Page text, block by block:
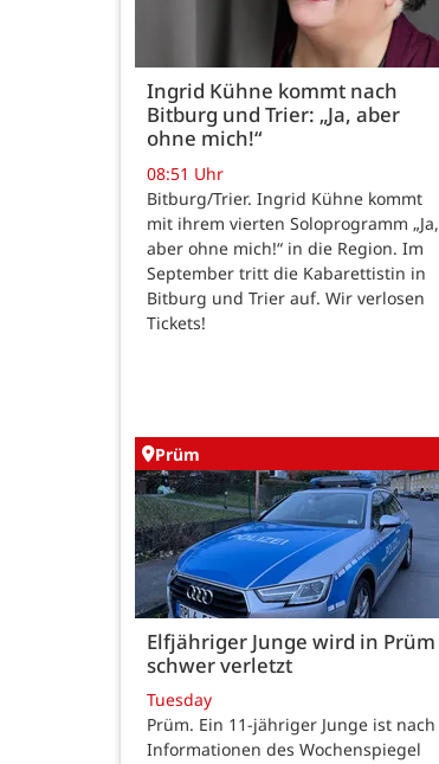
Ingrid Kühne kommt nach
Bitburg und Trier: „Ja, aber
ohne mich!“
08:51 Uhr
Bitburg/Trier. Ingrid Kühne kommt
mit ihrem vierten Soloprogramm „Ja,
aber ohne mich!“ in die Region. Im
September tritt die Kabarettistin in
Bitburg und Trier auf. Wir verlosen
Tickets!
Prüm
Elfjähriger Junge wird in Prüm
schwer verletzt
Tuesday
Prüm. Ein 11-jähriger Junge ist nach
Informationen des Wochenspiegel